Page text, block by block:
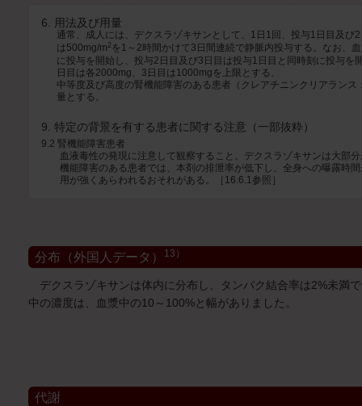
6. 用法及び用量
通常、成人には、デクスラゾキサンとして、1日1回、投与1日目及び
は500mg/m 2 を1～2時間かけて3日間連続で静脈内投与する。なお、
に投与を開始し、投与2日目及び3日目は投与1日目と同時刻に投与を
日目は各2000mg、3日目は1000mgを上限とする。
中等度及び高度の腎機能障害のある患者（クレアチニンクリアラン
量とする。
9. 特定の背景を有する患者に関する注意（一部抜粋）
9.2 腎機能障害患者
血液毒性の発現に注意して観察すること。デクスラゾキサンは大部
機能障害のある患者では、本剤の排泄率が低下し、全身への曝露時
用が強くあらわれるおそれがある。［16.6.1参照］
分布（外国人データ） 13）
デクスラゾキサンは体内に分布し、タンパク結合率は2%未満
中の濃度は、血漿中の10～100%と幅がありました。
代謝